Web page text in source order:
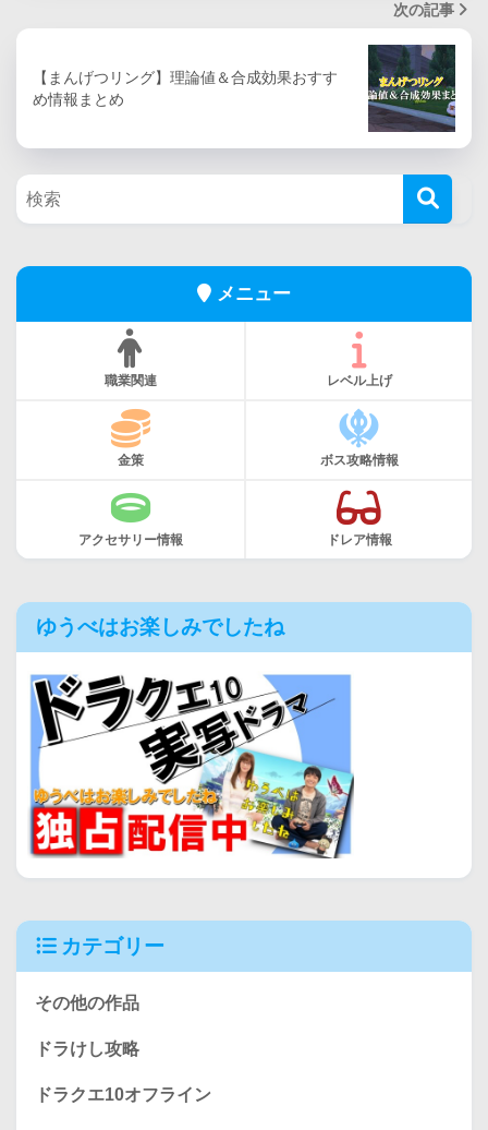
次の記事
【まんげつリング】理論値＆合成効果おすす
め情報まとめ
メニュー
職業関連 レベル上げ
金策 ボス攻略情報
アクセサリー情報 ドレア情報
ゆうべはお楽しみでしたね
カテゴリー
その他の作品
ドラけし攻略
ドラクエ10オフライン